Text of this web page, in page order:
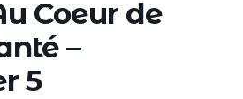
Coeur de
–
5